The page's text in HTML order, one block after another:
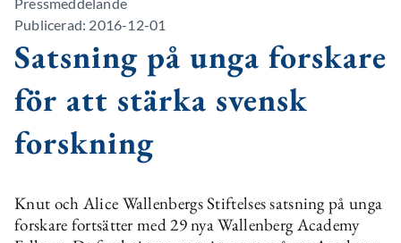
Publicerad: 2016-12-01
Satsning på unga forskare
för att stärka svensk
forskning
Knut och Alice Wallenbergs Stiftelses satsning på unga
forskare fortsätter med 29 nya Wallenberg Academy